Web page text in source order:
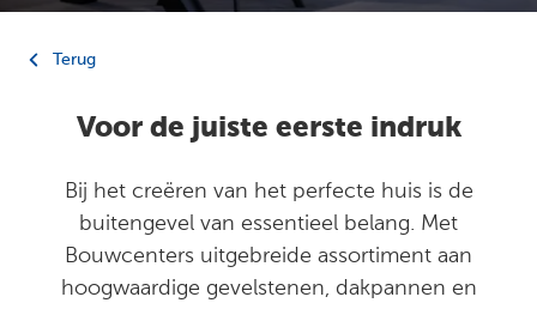
Terug
Voor de juiste eerste indruk
Bij het creëren van het perfecte huis is de
buitengevel van essentieel belang. Met
Bouwcenters uitgebreide assortiment aan
hoogwaardige gevelstenen, dakpannen en